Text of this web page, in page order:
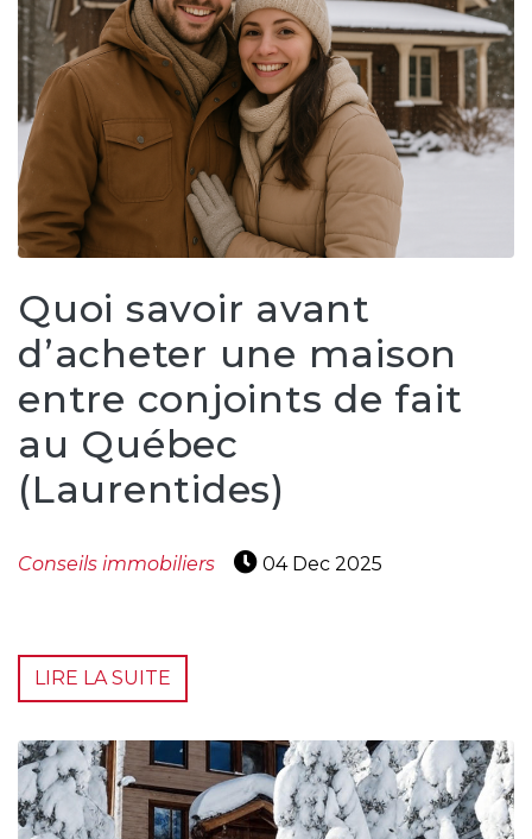
Quoi savoir avant
d’acheter une maison
entre conjoints de fait
au Québec
(Laurentides)
Conseils immobiliers 04 Dec 2025
LIRE LA SUITE